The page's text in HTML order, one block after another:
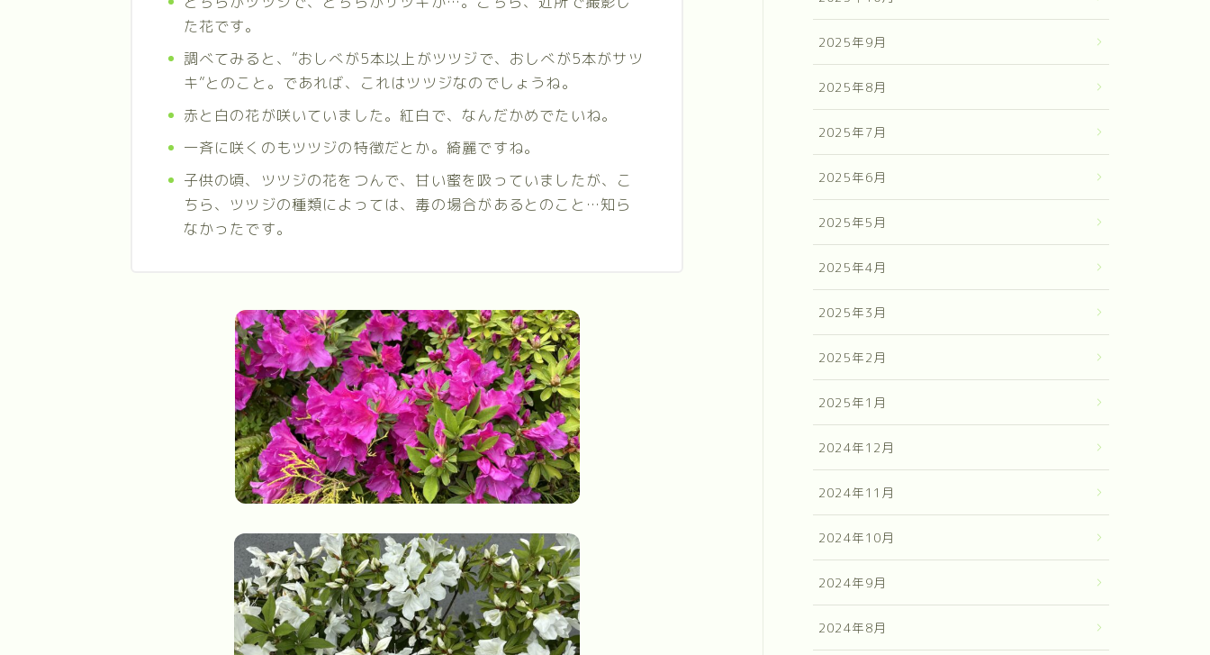
た花です。
調べてみると、”おしべが5本以上がツツジで、おしべが5本がサツ
キ”とのこと。であれば、これはツツジなのでしょうね。
赤と白の花が咲いていました。紅白で、なんだかめでたいね。
一斉に咲くのもツツジの特徴だとか。綺麗ですね。
子供の頃、ツツジの花をつんで、甘い蜜を吸っていましたが、こ
ちら、ツツジの種類によっては、毒の場合があるとのこと…知ら
なかったです。
2025年9月
2025年8月
2025年7月
2025年6月
2025年5月
2025年4月
2025年3月
2025年2月
2025年1月
2024年12月
2024年11月
2024年10月
2024年9月
2024年8月